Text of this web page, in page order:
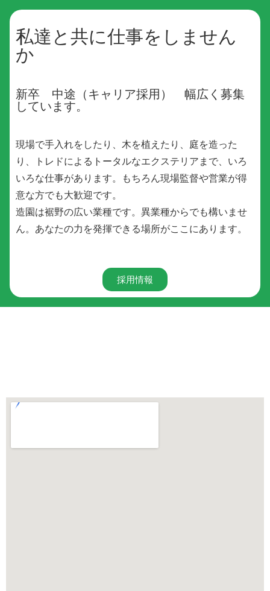
私達と共に仕事をしません
か
新卒 中途（キャリア採用） 幅広く募集
しています。
現場で手入れをしたり、木を植えたり、庭を造った
り、トレドによるトータルなエクステリアまで、いろ
いろな仕事があります。もちろん現場監督や営業が得
意な方でも大歓迎です。
造園は裾野の広い業種です。異業種からでも構いませ
ん。あなたの力を発揮できる場所がここにあります。
採用情報